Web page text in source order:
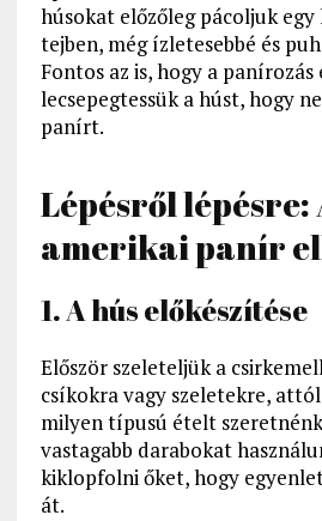
húsokat előzőleg pácoljuk egy
tejben, még ízletesebbé és
Fontos az is, hogy a
lecsepegtessük a húst, hogy
panírt.
Lépésről lépésre:
amerikai panír
1. A hús előkészítése
Először szeleteljük a
csíkokra vagy szeletekre,
milyen típusú ételt
vastagabb darabokat
kiklopfolni őket, hogy
át.